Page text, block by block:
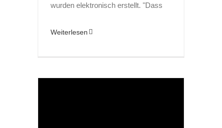
wurden elektronisch erstellt. "Dass
Weiterlesen